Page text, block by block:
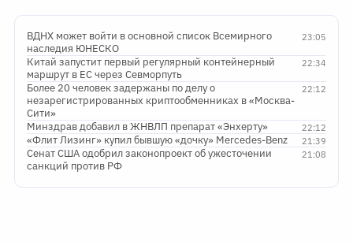
23:05
ВДНХ может войти в основной список Всемирного
наследия ЮНЕСКО
22:34
Китай запустит первый регулярный контейнерный
маршрут в ЕС через Севморпуть
22:12
Более 20 человек задержаны по делу о
незарегистрированных криптообменниках в «Москва-
Сити»
22:12
Минздрав добавил в ЖНВЛП препарат «Энхерту»
21:39
«Флит Лизинг» купил бывшую «дочку» Mercedes-Benz
21:08
Сенат США одобрил законопроект об ужесточении
санкций против РФ